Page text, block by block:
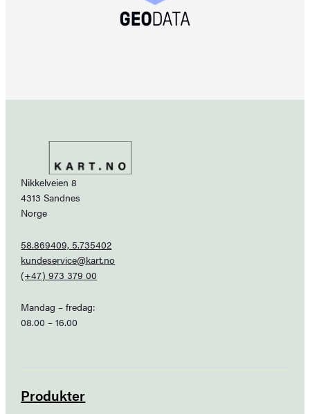
Nikkelveien 8
4313 Sandnes
Norge
58.869409, 5.735402
kundeservice@kart.no
(+47) 973 379 00
Mandag – fredag:
08.00 – 16.00
Produkter